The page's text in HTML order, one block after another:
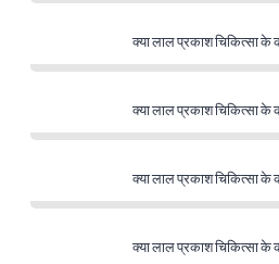
क्या लाल प्रकाश चिकित्सा के
क्या लाल प्रकाश चिकित्सा के
क्या लाल प्रकाश चिकित्सा के
क्या लाल प्रकाश चिकित्सा के